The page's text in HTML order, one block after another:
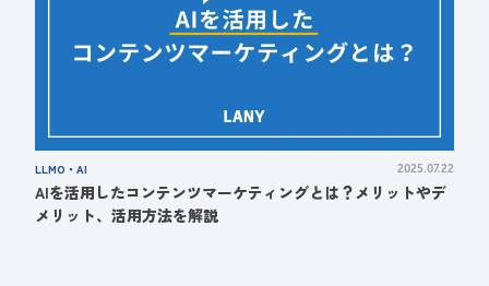
LLMO・AI 2025.07.22
AIを活用したコンテンツマーケティングとは？メリットやデ
メリット、活用方法を解説